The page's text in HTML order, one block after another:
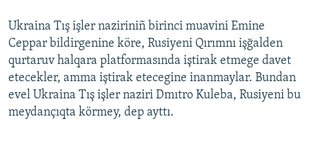
Ukraina Tış işler naziriniñ birinci muavini Emine
Ceppar bildirgenine köre, Rusiyeni Qırımnı işğalden
qurtaruv halqara platformasında iştirak etmege davet
etecekler, amma iştirak etecegine inanmaylar. Bundan
evel Ukraina Tış işler naziri Dmıtro Kuleba, Rusiyeni bu
meydançıqta körmey, dep ayttı.